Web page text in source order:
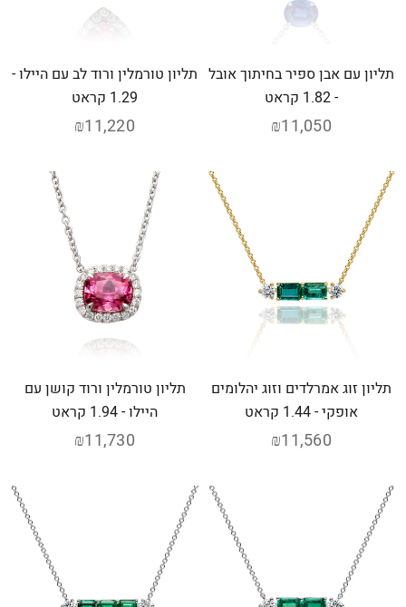
תליון עם אבן ספיר בחיתוך אובל
- 1.82 קראט
₪11,050
תליון טורמלין ורוד לב עם היילו -
1.29 קראט
₪11,220
תליון זוג אמרלדים וזוג יהלומים
אופקי - 1.44 קראט
₪11,560
תליון טורמלין ורוד קושן עם
היילו - 1.94 קראט
₪11,730